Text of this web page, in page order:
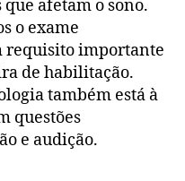
afetam o sono.
o exame
requisito importante
de habilitação.
também está à
questões
e audição.